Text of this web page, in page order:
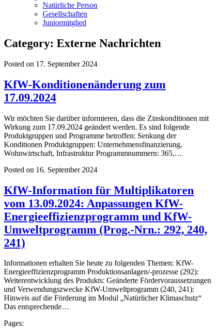
Natürliche Person
Gesellschaften
Juniormitglied
Category: Externe Nachrichten
Posted on 17. September 2024
KfW-Konditionenänderung zum
17.09.2024
Wir möchten Sie darüber informieren, dass die Zinskonditionen mit
Wirkung zum 17.09.2024 geändert werden. Es sind folgende
Produktgruppen und Programme betroffen: Senkung der
Konditionen Produktgruppen: Unternehmensfinanzierung,
Wohnwirtschaft, Infrastruktur Programmnummern: 365,…
Posted on 16. September 2024
KfW-Information für Multiplikatoren
vom 13.09.2024: Anpassungen KfW-
Energieeffizienzprogramm und KfW-
Umweltprogramm (Prog.-Nrn.: 292, 240,
241)
Informationen erhalten Sie heute zu folgenden Themen: KfW-
Energieeffizienzprogramm Produktionsanlagen/-prozesse (292):
Weiterentwicklung des Produkts: Geänderte Fördervoraussetzungen
und Verwendungszwecke KfW-Umweltprogramm (240, 241):
Hinweis auf die Förderung im Modul „Natürlicher Klimaschutz“
Das entsprechende…
Pages: